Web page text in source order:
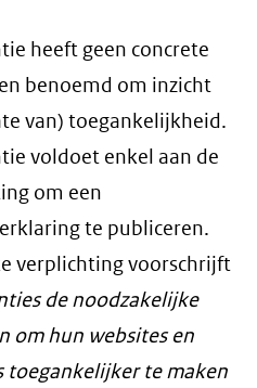
heeft geen concrete
benoemd om inzicht
van) toegankelijkheid.
voldoet enkel aan de
om een
te publiceren.
verplichting voorschrijft
de noodzakelijke
om hun websites en
toegankelijker te maken